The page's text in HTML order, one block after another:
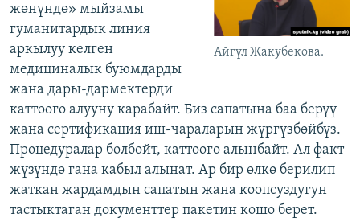
Айгүл Жакубекова.
жөнүндө» мыйзамы
гуманитардык линия
аркылуу келген
медициналык буюмдарды
жана дары-дармектерди
каттоого алууну карабайт. Биз сапатына баа берүү
жана сертификация иш-чараларын жүргүзбөйбүз.
Процедуралар болбойт, каттоого алынбайт. Ал факт
жүзүндө гана кабыл алынат. Ар бир өлкө берилип
жаткан жардамдын сапатын жана коопсуздугун
тастыктаган документтер пакетин кошо берет.